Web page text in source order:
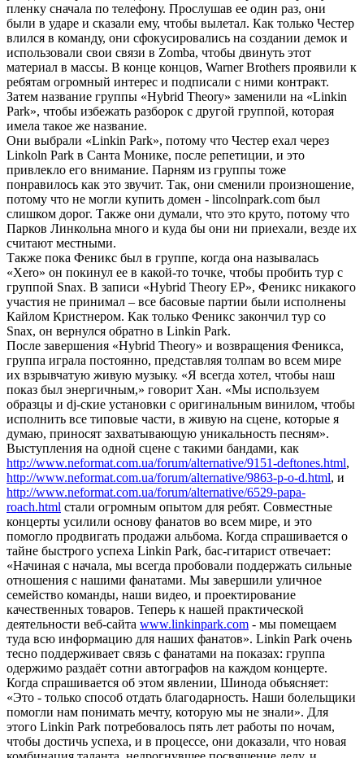
пленку сначала по телефону. Прослушав ее один раз, они
были в ударе и сказали ему, чтобы вылетал. Как только Честер
влился в команду, они сфокусировались на создании демок и
использовали свои связи в Zomba, чтобы двинуть этот
материал в массы. В конце концов, Warner Brothers проявили к
ребятам огромный интерес и подписали с ними контракт.
Затем название группы «Hybrid Theory» заменили на «Linkin
Park», чтобы избежать разборок с другой группой, которая
имела такое же название.
Они выбрали «Linkin Park», потому что Честер ехал через
Linkoln Park в Санта Монике, после репетиции, и это
привлекло его внимание. Парням из группы тоже
понравилось как это звучит. Так, они сменили произношение,
потому что не могли купить домен - lincolnpark.com был
слишком дорог. Также они думали, что это круто, потому что
Парков Линкольна много и куда бы они ни приехали, везде их
считают местными.
Также пока Феникс был в группе, когда она называлась
«Xero» он покинул ее в какой-то точке, чтобы пробить тур с
группой Snax. В записи «Hybrid Theory EP», Феникс никакого
участия не принимал – все басовые партии были исполнены
Кайлом Кристнером. Как только Феникс закончил тур со
Snax, он вернулся обратно в Linkin Park.
После завершения «Hybrid Theory» и возвращения Феникса,
группа играла постоянно, представляя толпам во всем мире
их взрывчатую живую музыку. «Я всегда хотел, чтобы наш
показ был энергичным,» говорит Хан. «Мы используем
образцы и dj-ские установки с оригинальным винилом, чтобы
исполнить все типовые части, в живую на сцене, которые я
думаю, приносят захватывающую уникальность песням».
Выступления на одной сцене с такими бандами, как
http://www.neformat.com.ua/forum/alternative/9151-deftones.html,
http://www.neformat.com.ua/forum/alternative/9863-p-o-d.html, и
http://www.neformat.com.ua/forum/alternative/6529-papa-
roach.html стали огромным опытом для ребят. Совместные
концерты усилили основу фанатов во всем мире, и это
помогло продвигать продажи альбома. Когда спрашивается о
тайне быстрого успеха Linkin Park, бас-гитарист отвечает:
«Начиная с начала, мы всегда пробовали поддержать сильные
отношения с нашими фанатами. Мы завершили уличное
семейство команды, наши видео, и проектирование
качественных товаров. Теперь к нашей практической
деятельности веб-сайта www.linkinpark.com - мы помещаем
туда всю информацию для наших фанатов». Linkin Park очень
тесно поддерживает связь с фанатами на показах: группа
одержимо раздаёт сотни автографов на каждом концерте.
Когда спрашивается об этом явлении, Шинода объясняет:
«Это - только способ отдать благодарность. Наши болельщики
помогли нам понимать мечту, которую мы не знали». Для
этого Linkin Park потребовалось пять лет работы по ночам,
чтобы достичь успеха, и в процессе, они доказали, что новая